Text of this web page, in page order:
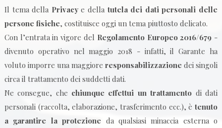
Il tema della Privacye della tutela dei dati personali delle
persone fisiche, costituisce oggi un tema piuttosto delicato.
Con l’entrata in vigore del Regolamento Europeo 2016/679 -
divenuto operativo nel maggio 2018 - infatti, il Garante ha
voluto imporre una maggioreresponsabilizzazione dei singoli
circa il trattamento dei suddetti dati.
Ne consegue, che chiunque effettui un trattamento di dati
personali (raccolta, elaborazione, trasferimento ecc.), ètenuto
a garantire la protezione da qualsiasi minaccia esterna o